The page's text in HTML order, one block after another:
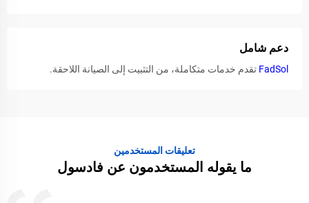
دعم شامل
FadSolتقدم خدمات متكاملة، من التثبيت إلى الصيانة اللاحقة.
تعليقات المستخدمين
ما يقوله المستخدمون عن فادسول